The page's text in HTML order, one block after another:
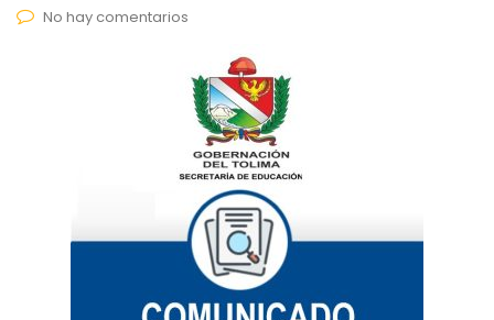
No hay comentarios